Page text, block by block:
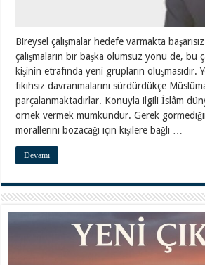
Bireysel çalışmalar hedefe varmakta
çalışmaların bir başka olumsuz yönü de, bu
kişinin etrafında yeni grupların oluşmasıdır.
fıkıhsız davranmalarını sürdürdükçe
parçalanmaktadırlar. Konuyla ilgili İslâm
örnek vermek mümkündür. Gerek
morallerini bozacağı için kişilere bağlı …
Devamı